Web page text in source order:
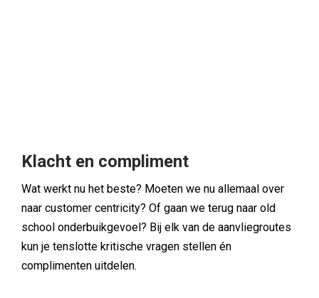
Klacht en compliment
Wat werkt nu het beste? Moeten we nu allemaal over
naar customer centricity? Of gaan we terug naar old
school onderbuikgevoel? Bij elk van de aanvliegroutes
kun je tenslotte kritische vragen stellen én
complimenten uitdelen.